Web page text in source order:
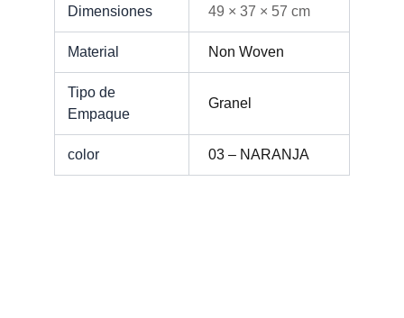
Dimensiones 49 × 37 × 57 cm
Material Non Woven
Tipo de
Empaque
Granel
color 03 – NARANJA